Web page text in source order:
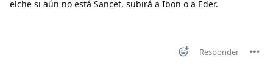
elche si aún no está Sancet, subirá a Ibon o a Eder.
Responder